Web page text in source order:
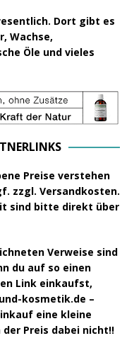
Dort gibt es
Wachse,
Öle und vieles
Preise verstehen
zzgl. Versandkosten.
sind bitte direkt über
Verweise sind
du auf so einen
Link einkaufst,
kosmetik.de –
eine kleine
Preis dabei nicht!!